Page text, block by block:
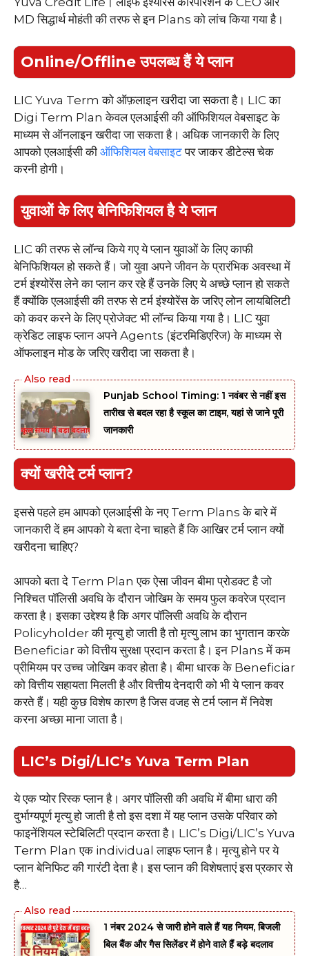
MD सिद्धार्थ मोहंती की तरफ से इन Plans को लांच किया गया है।
Online/Offline उपलब्ध हैं ये प्लान
LIC Yuva Term को ऑफ़लाइन खरीदा जा सकता है। LIC का
Digi Term Plan केवल एलआईसी की ऑफिशियल वेबसाइट के
माध्यम से ऑनलाइन खरीदा जा सकता है। अधिक जानकारी के लिए
आपको एलआईसी की ऑफिशियल वेबसाइटपर जाकर डीटेल्स चेक
करनी होगी।
युवाओं के लिए बेनिफिशियल है ये प्लान
LIC की तरफ से लॉन्च किये गए ये प्लान युवाओं के लिए काफी
बेनिफिशियल हो सकते हैं। जो युवा अपने जीवन के प्रारंभिक अवस्था में
टर्म इंश्योरेंस लेने का प्लान कर रहे हैं उनके लिए ये अच्छे प्लान हो सकते
हैं क्योंकि एलआईसी की तरफ से टर्म इंश्योरेंस के जरिए लोन लायबिलिटी
को कवर करने के लिए प्रोजेक्ट भी लॉन्च किया गया है। LIC युवा
क्रेडिट लाइफ प्लान अपने Agents (इंटरमिडिएरिज) के माध्यम से
ऑफलाइन मोड के जरिए खरीदा जा सकता है।
Punjab School Timing: 1 नवंबर से नहीं इस
तारीख से बदल रहा है स्कूल का टाइम, यहां से जाने पूरी
जानकारी
क्यों खरीदे टर्म प्लान?
इससे पहले हम आपको एलआईसी के नए Term Plans के बारे में
जानकारी दें हम आपको ये बता देना चाहते हैं कि आखिर टर्म प्लान क्यों
खरीदना चाहिए?
आपको बता दे Term Plan एक ऐसा जीवन बीमा प्रोडक्ट है जो
निश्चित पॉलिसी अवधि के दौरान जोखिम के समय फुल कवरेज प्रदान
करता है। इसका उद्देश्य है कि अगर पॉलिसी अवधि के दौरान
Policyholder की मृत्यु हो जाती है तो मृत्यु लाभ का भुगतान करके
Beneficiar को वित्तीय सुरक्षा प्रदान करता है। इन Plans में कम
प्रीमियम पर उच्च जोखिम कवर होता है। बीमा धारक के Beneficiar
को वित्तीय सहायता मिलती है और वित्तीय देनदारी को भी ये प्लान कवर
करते हैं। यही कुछ विशेष कारण है जिस वजह से टर्म प्लान में निवेश
करना अच्छा माना जाता है।
LIC’s Digi/LIC’s Yuva Term Plan
ये एक प्योर रिस्क प्लान है। अगर पॉलिसी की अवधि में बीमा धारा की
दुर्भाग्यपूर्ण मृत्यु हो जाती है तो इस दशा में यह प्लान उसके परिवार को
फाइनेंशियल स्टेबिलिटी प्रदान करता है। LIC’s Digi/LIC’s Yuva
Term Plan एक individual लाइफ प्लान है। मृत्यु होने पर ये
प्लान बेनिफिट की गारंटी देता है। इस प्लान की विशेषताएं इस प्रकार से
है…
1 नंबर 2024 से जारी होने वाले हैं यह नियम, बिजली
बिल बैंक और गैस सिलेंडर में होने वाले हैं बड़े बदलाव